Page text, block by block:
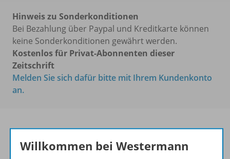
Hinweis zu Sonderkonditionen
Bei Bezahlung über Paypal und Kreditkarte können
keine Sonderkonditionen gewährt werden.
Kostenlos für Privat-Abonnenten dieser
Zeitschrift
Melden Sie sich dafür bitte mit Ihrem Kundenkonto
an.
PRAXIS PHILOSOPHIE &
Willkommen bei Westermann